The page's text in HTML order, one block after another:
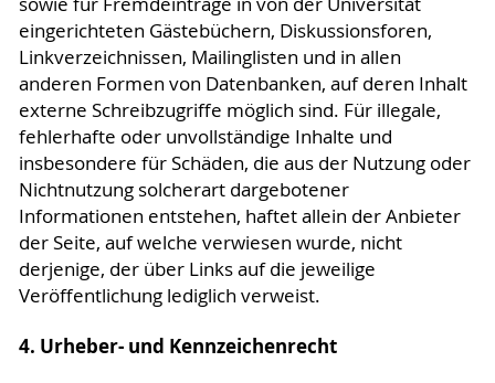
eingerichteten Gästebüchern, Diskussionsforen,
Linkverzeichnissen, Mailinglisten und in allen
anderen Formen von Datenbanken, auf deren Inhalt
externe Schreibzugriffe möglich sind. Für illegale,
fehlerhafte oder unvollständige Inhalte und
insbesondere für Schäden, die aus der Nutzung oder
Nichtnutzung solcherart dargebotener
Informationen entstehen, haftet allein der Anbieter
der Seite, auf welche verwiesen wurde, nicht
derjenige, der über Links auf die jeweilige
Veröffentlichung lediglich verweist.
4. Urheber- und Kennzeichenrecht